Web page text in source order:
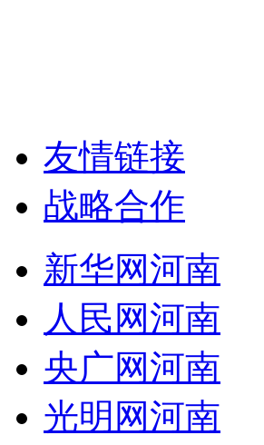
友情链接
战略合作
新华网河南
人民网河南
央广网河南
光明网河南